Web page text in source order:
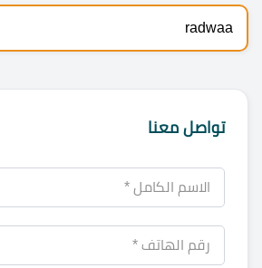
radwaa
تواصل معنا